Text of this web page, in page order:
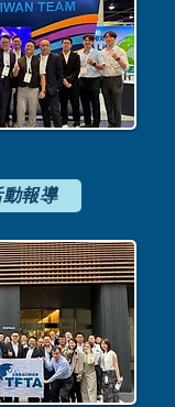
報導